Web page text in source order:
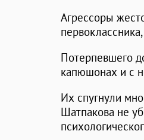
Агрессоры
Потерпевшего
капюшонах и с
Их спугнули
Шатпакова не